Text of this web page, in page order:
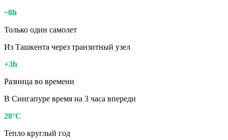
~8h
Только один самолет
Из Ташкента через транзитный узел
+3h
Разница во времени
В Сингапуре время на 3 часа впереди
28°C
Тепло круглый год